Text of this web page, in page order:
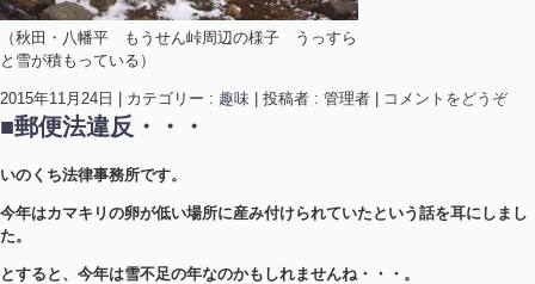
（秋田・八幡平 もうせん峠周辺の様子 うっすら
と雪が積もっている）
2015年11月24日 カテゴリー : 趣味 投稿者 : 管理者 コメントをどうぞ
■郵便法違反・・・
いのくち法律事務所です。
今年はカマキリの卵が低い場所に産み付けられていたという話を耳にしまし
た。
とすると、今年は雪不足の年なのかもしれませんね・・・。